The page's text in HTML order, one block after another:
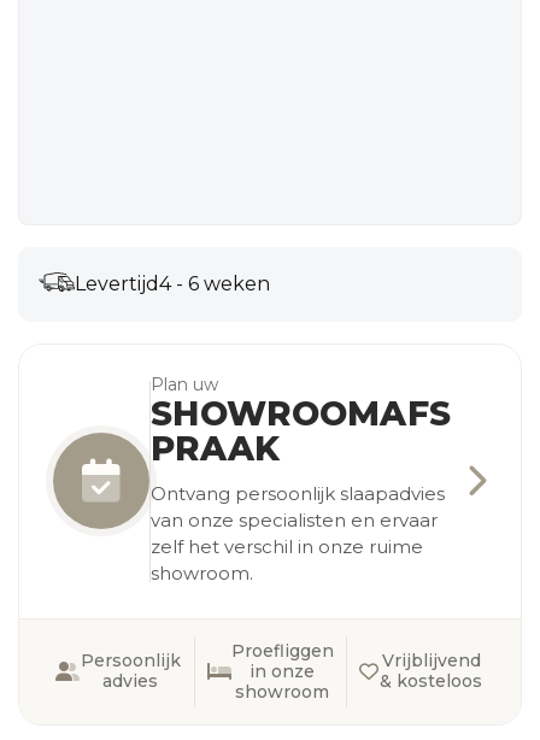
Levertijd4 - 6 weken
Plan uw
SHOWROOMAFS
PRAAK
Ontvang persoonlijk slaapadvies
van onze specialisten en ervaar
zelf het verschil in onze ruime
showroom.
Persoonlijk
advies
Proefliggen
in onze
showroom
Vrijblijvend
& kosteloos